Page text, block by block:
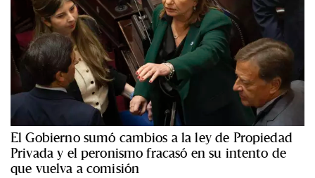
El Gobierno sumó cambios a la ley de Propiedad
Privada y el peronismo fracasó en su intento de
que vuelva a comisión